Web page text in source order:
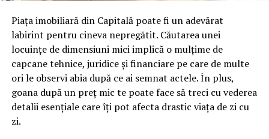
Aplicația North Bucharest oferă acces la peste1.400 de
proprietățiși peste100 de proiecte rezidențiale
reunind într-o singură platformă AI Search, un asistent
virtual bazat pe inteligență artificială disponibil 24/7,
Property Tinder, calculator de credit ipotecar, hartă
interactivă, alerte inteligente și contact direct cu
consultanții imobiliari. Dezvoltată de North Bucharest
Investments, aplicația face parte din strategia
companiei de digitalizare a pieței rezidențiale și de
Piața imobiliară din Capitală poate fi un adevărat
labirint pentru cineva nepregătit. Căutarea unei
locuințe de dimensiuni mici implică o mulțime de
capcane tehnice, juridice și financiare pe care de multe
ori le observi abia după ce ai semnat actele. În plus,
goana după un preț mic te poate face să treci cu vederea
detalii esențiale care îți pot afecta drastic viața de zi cu
zi.